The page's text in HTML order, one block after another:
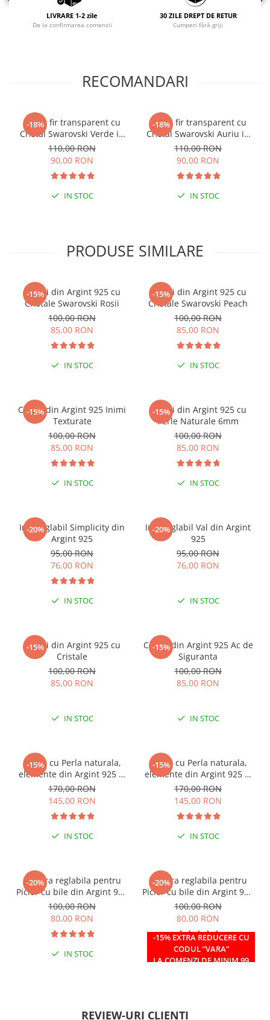
LIVRARE 1-2 zile
De la confirmarea comenzii
30 ZILE DREPT DE RETUR
Cumperi fără griji
RECOMANDARI
-18%
Colier fir transparent cu
Cristal Swarovski Verde in
Caseta din Argint 925
110,00 RON
90,00 RON
IN STOC
-18%
Colier fir transparent cu
Cristal Swarovski Auriu in
Caseta din Argint 925
110,00 RON
90,00 RON
IN STOC
PRODUSE SIMILARE
-15%
Cercei din Argint 925 cu
Cristale Swarovski Rosii
100,00 RON
85,00 RON
IN STOC
-15%
Cercei din Argint 925 cu
Cristale Swarovski Peach
100,00 RON
85,00 RON
IN STOC
-15%
Cercei din Argint 925 Inimi
Texturate
100,00 RON
85,00 RON
IN STOC
-15%
Cercei din Argint 925 cu
Perle Naturale 6mm
100,00 RON
85,00 RON
IN STOC
-20%
Inel reglabil Simplicity din
Argint 925
95,00 RON
76,00 RON
IN STOC
-20%
Inel reglabil Val din Argint
925
95,00 RON
76,00 RON
IN STOC
-15%
Cercei din Argint 925 cu
Cristale
100,00 RON
85,00 RON
IN STOC
-15%
Cercei din Argint 925 Ac de
Siguranta
100,00 RON
85,00 RON
IN STOC
-15%
Colier cu Perla naturala,
elemente din Argint 925 si
margele Miyuki, multicolor
170,00 RON
145,00 RON
IN STOC
-15%
Colier cu Perla naturala,
elemente din Argint 925 si
margele Miyuki, verde/kiwi
170,00 RON
145,00 RON
IN STOC
-20%
Bratara reglabila pentru
Picior cu bile din Argint 925
si margele Miyuki rosii
100,00 RON
80,00 RON
IN STOC
-20%
-15% EXTRA REDUCERE CU
CODUL ”VARA”
LA COMENZI DE MINIM 99
Bratara reglabila pentru
Picior cu bile din Argint 925
si margele Miyuki verzi
100,00 RON
80,00 RON
IN STOC
REVIEW-URI CLIENȚI